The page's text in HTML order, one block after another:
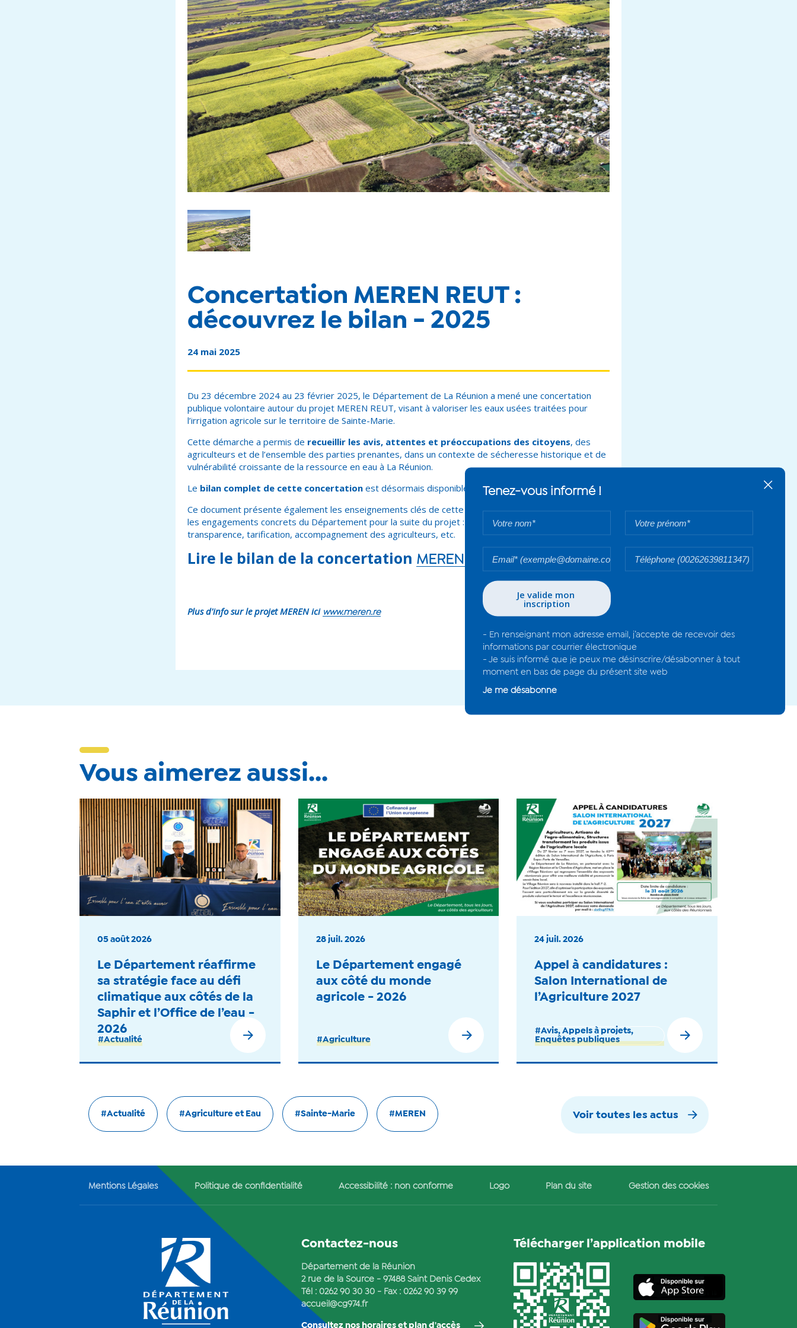
Concertation MEREN REUT :
découvrez le bilan - 2025
24 mai 2025
Du 23 décembre 2024 au 23 février 2025, le Département de La Réunion a mené une concertation
publique volontaire autour du projet MEREN REUT, visant à valoriser les eaux usées traitées pour
l’irrigation agricole sur le territoire de Sainte-Marie.
Cette démarche a permis de recueillir les avis, attentes et préoccupations des citoyens, des
agriculteurs et de l’ensemble des parties prenantes, dans un contexte de sécheresse historique et de
vulnérabilité croissante de la ressource en eau à La Réunion.
Le bilan complet de cette concertationest désormais disponible.
Ce document présente également les enseignements clés de cette consultation citoyenne et
les engagements concrets du Département pour la suite du projet : qualité sanitaire de l’eau,
transparence, tarification, accompagnement des agriculteurs, etc.
Lire le bilan de la concertation MEREN REUT
Plus d'info sur le projet MEREN ici www.meren.re
Vous aimerez aussi...
05 août 2026
Le Département réaffirme
sa stratégie face au défi
climatique aux côtés de la
Saphir et l’Office de l’eau -
2026
#Actualité
28 juil. 2026
Le Département engagé
aux côté du monde
agricole - 2026
#Agriculture
24 juil. 2026
Appel à candidatures :
Salon International de
l’Agriculture 2027
#Avis, Appels à projets,
Enquêtes publiques
#Actualité #Agriculture et Eau #Sainte-Marie #MEREN Voir toutes les actus
Mentions Légales Politique de confidentialité Accessibilité : non conforme Logo Plan du site Gestion des cookies
Contactez-nous
Département de la Réunion
2 rue de la Source - 97488 Saint Denis Cedex
Tél : 0262 90 30 30- Fax : 0262 90 39 99
accueil@cg974.fr
Consultez nos horaires et plan d'accès
Télécharger l’application mobile